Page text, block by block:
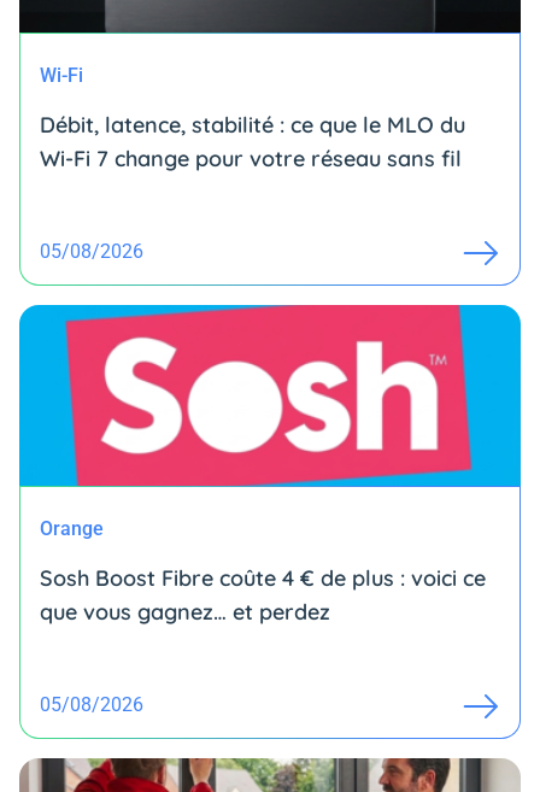
Wi-Fi
Débit, latence, stabilité : ce que le MLO du
Wi-Fi 7 change pour votre réseau sans fil
05/08/2026
Orange
Sosh Boost Fibre coûte 4 € de plus : voici ce
que vous gagnez… et perdez
05/08/2026